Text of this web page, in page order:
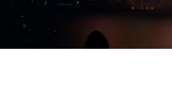
Polska
Świat